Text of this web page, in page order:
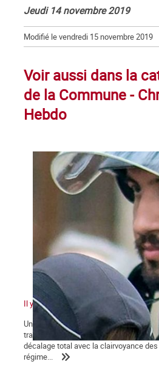
Jeudi 14 novembre 2019
Modifié le vendredi 15 novembre 2019
Voir aussi dans la
de la Commune -
Hebdo
Il y a quelque chose de pourri au
Un pouvoir en marche pour sa
traîner des casseroles judiciaires …
décalage total avec la clairvoyance
régime...